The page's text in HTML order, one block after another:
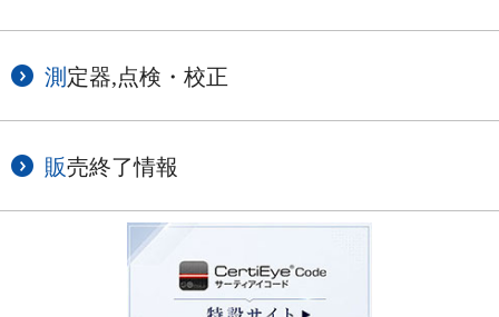
測定器,点検・校正
販売終了情報